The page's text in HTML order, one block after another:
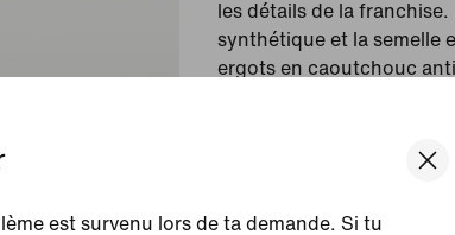
est survenu lors de ta demande. Si tu
les détails de la
synthétique et la semelle
ergots en caoutchouc
lifestyle intemporel et
Graphite/Noir